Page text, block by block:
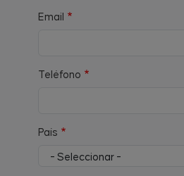
Email
Teléfono
País